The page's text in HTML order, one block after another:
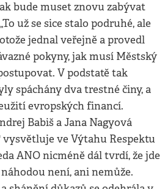
bude muset znovu zabývat
už se sice stalo podruhé, ale
jednal veřejně a provedl
pokyny, jak musí Městský
V podstatě tak
spáchány dva trestné činy, a
evropských financí.
Babiš a Jana Nagyová
ve Výtahu Respektu
ANO nicméně dál tvrdí, že jde
není, ani nemůže.